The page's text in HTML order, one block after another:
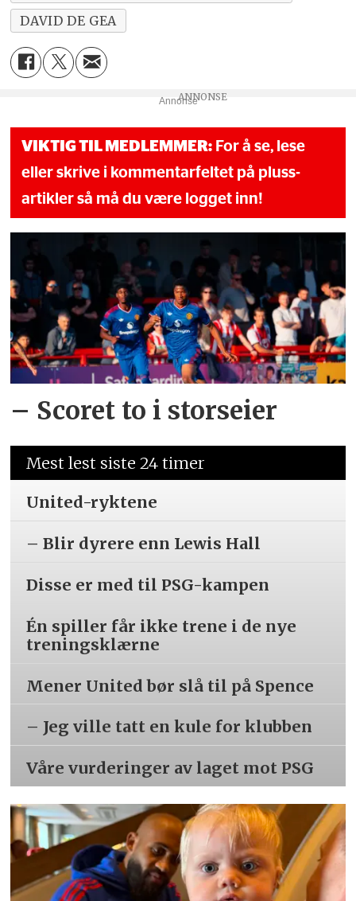
DAVID DE GEA
Annonse
VIKTIG TIL MEDLEMMER: For å se, lese
eller skrive i kommentarfeltet på pluss-
artikler så må du være logget inn!
– Scoret to i storseier
Mest lest siste 24 timer
United-ryktene
– Blir dyrere enn Lewis Hall
Disse er med til PSG-kampen
Én spiller får ikke trene i de nye
treningsklærne
Mener United bør slå til på Spence
– Jeg ville tatt en kule for klubben
Våre vurderinger av laget mot PSG